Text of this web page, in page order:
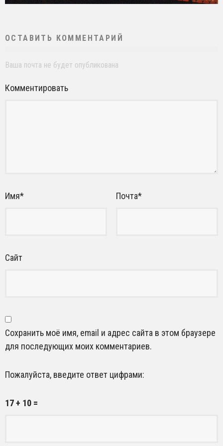
ОСТАВИТЬ КОММЕНТАРИЙ
Ваша почта не будет опубликована
Комментировать
Имя* Почта*
Сайт
Сохранить моё имя, email и адрес сайта в этом браузере
для последующих моих комментариев.
Пожалуйста, введите ответ цифрами:
17 + 10 =